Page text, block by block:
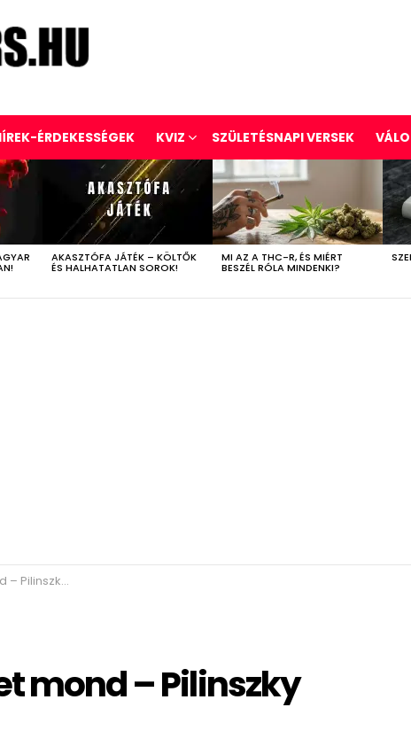
ÉRDEKESSÉGEK KVIZ SZÜLETÉSNAPI VERSEK
AKASZTÓFA JÁTÉK – KÖLTŐK
ÉS HALHATATLAN SOROK!
MI AZ A THC-R, ÉS MIÉRT
BESZÉL RÓLA MINDENKI?
– Fabula
mond – Pilinszky